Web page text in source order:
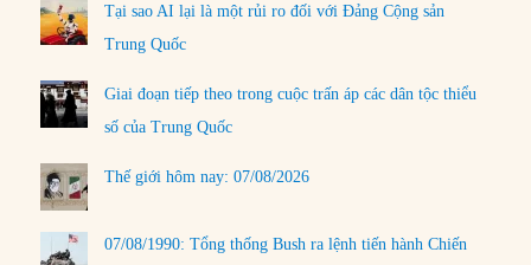
Tại sao AI lại là một rủi ro đối với Đảng Cộng sản
Trung Quốc
Giai đoạn tiếp theo trong cuộc trấn áp các dân tộc thiểu
số của Trung Quốc
Thế giới hôm nay: 07/08/2026
07/08/1990: Tổng thống Bush ra lệnh tiến hành Chiến